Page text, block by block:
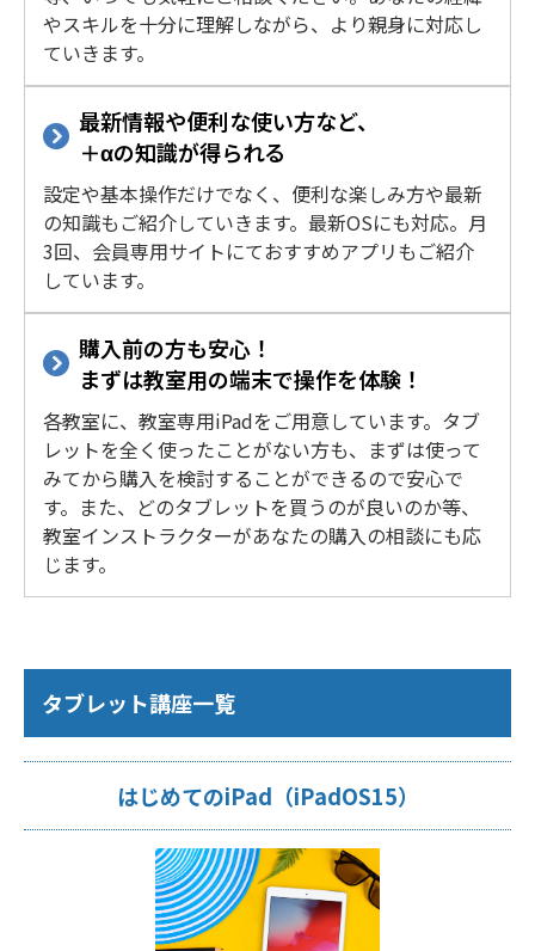
やスキルを十分に理解しながら、より親身に対応し
ていきます。
最新情報や便利な使い方など、
＋αの知識が得られる
設定や基本操作だけでなく、便利な楽しみ方や最新
の知識もご紹介していきます。最新OSにも対応。月
3回、会員専用サイトにておすすめアプリもご紹介
しています。
購入前の方も安心！
まずは教室用の端末で操作を体験！
各教室に、教室専用iPadをご用意しています。タブ
レットを全く使ったことがない方も、まずは使って
みてから購入を検討することができるので安心で
す。また、どのタブレットを買うのが良いのか等、
教室インストラクターがあなたの購入の相談にも応
じます。
タブレット講座一覧
はじめてのiPad（iPadOS15）